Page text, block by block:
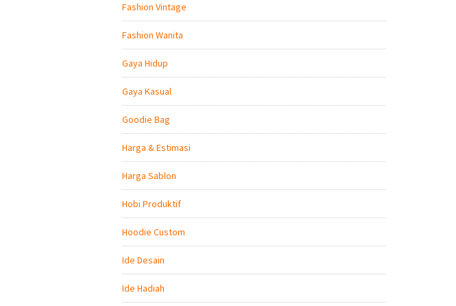
Fashion Vintage
Fashion Wanita
Gaya Hidup
Gaya Kasual
Goodie Bag
Harga & Estimasi
Harga Sablon
Hobi Produktif
Hoodie Custom
Ide Desain
Ide Hadiah